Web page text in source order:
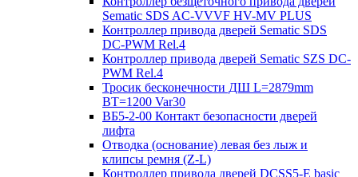
Sematiс SDS AC-VVVF HV-MV PLUS
Контроллер привода дверей Sematic SDS
DC-PWM Rel.4
Контроллер привода дверей Sematic SZS DC-
PWM Rel.4
Тросик бесконечности ДШ L=2879mm
BT=1200 Var30
ВБ5-2-00 Контакт безопасности дверей
лифта
Отводка (основание) левая без лыж и
клипсы ремня (Z-L)
Контроллер привода дверей DCSS5-E basic